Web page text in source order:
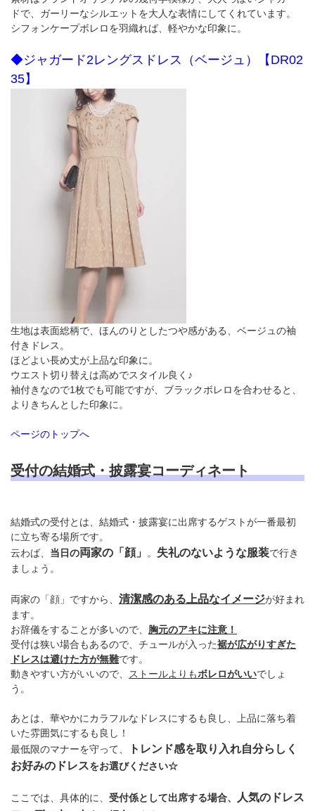
ドで、ガーリーなシルエットを大人な表情にしてくれています。
シフォンケープボレロを羽織れば、軽やかな印象に。
◆ジャガード2レングスドレス（ベージュ）【DR02
35】
生地は表面総柄で、ほんのりとしたつや感がある、ベージュの袖
付きドレス。
ほどよい長め丈が上品な印象に。
ウエスト切り替えは高めでスタイル良く♪
袖付きなので1枚でも可能ですが、ブラックボレロを合わせると、
よりきちんとした印象に。
ページのトップへ
受付の結婚式・披露宴コーディネート
結婚式の受付とは、結婚式・披露宴に出席するゲストが一番最初
に立ち寄る場所です。
云わば、 当日の両家の「顔」 。 失礼のないような服装で行き
ましょう。
両家の「顔」ですから、 清潔感のある上品なイメージが好まれ
ます。
お辞儀をすることが多いので、 胸元のアキに注意！
受付は狭い場合もあるので、チュールが入った裾が広がりすぎた
ドレスは避けた方が無難です。
動きやすい方がいいので、
ストールよりもボレロがいいでしょ
う。
あとは、華やかにカラフルなドレスにするも良し、上品に落ち着
いた雰囲気にするも良し！
最低限のマナーを守って、
トレンド感を取り入れ自分らしく
お好みのドレスをお選びください☆
ここでは、具体的に、 受付係として出席する場合、
人気のドレス